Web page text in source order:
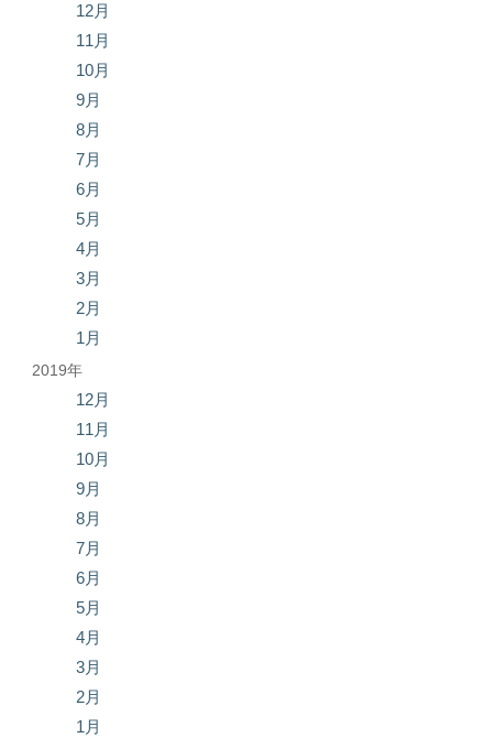
12月
11月
10月
9月
8月
7月
6月
5月
4月
3月
2月
1月
2019年
12月
11月
10月
9月
8月
7月
6月
5月
4月
3月
2月
1月